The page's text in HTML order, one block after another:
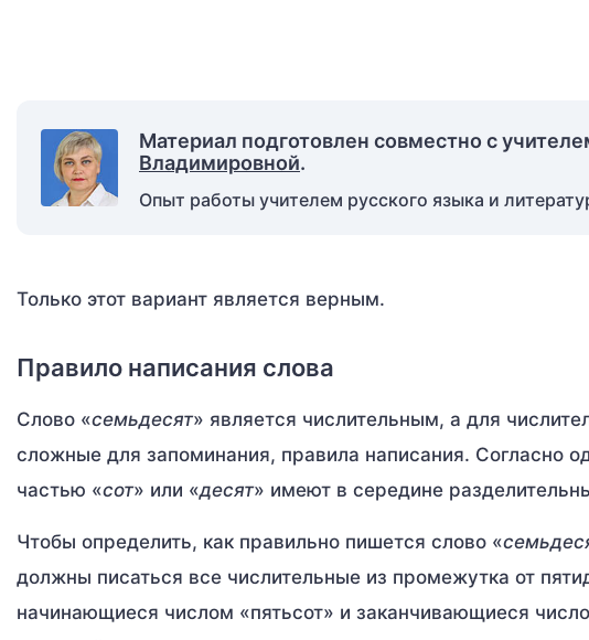
Материал подготовлен совместно с
Владимировной.
Опыт работы учителем русского языка и
Только этот вариант является верным.
Правило написания слова
Слово «семьдесят» является числительным, а для
сложные для запоминания, правила написания. Согласно
частью «сот» или «десят» имеют в середине
Чтобы определить, как правильно пишется слово «
должны писаться все числительные из промежутка от
начинающиеся числом «пятьсот» и заканчивающиеся